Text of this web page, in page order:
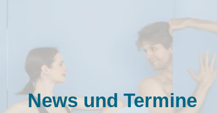
News und Termine